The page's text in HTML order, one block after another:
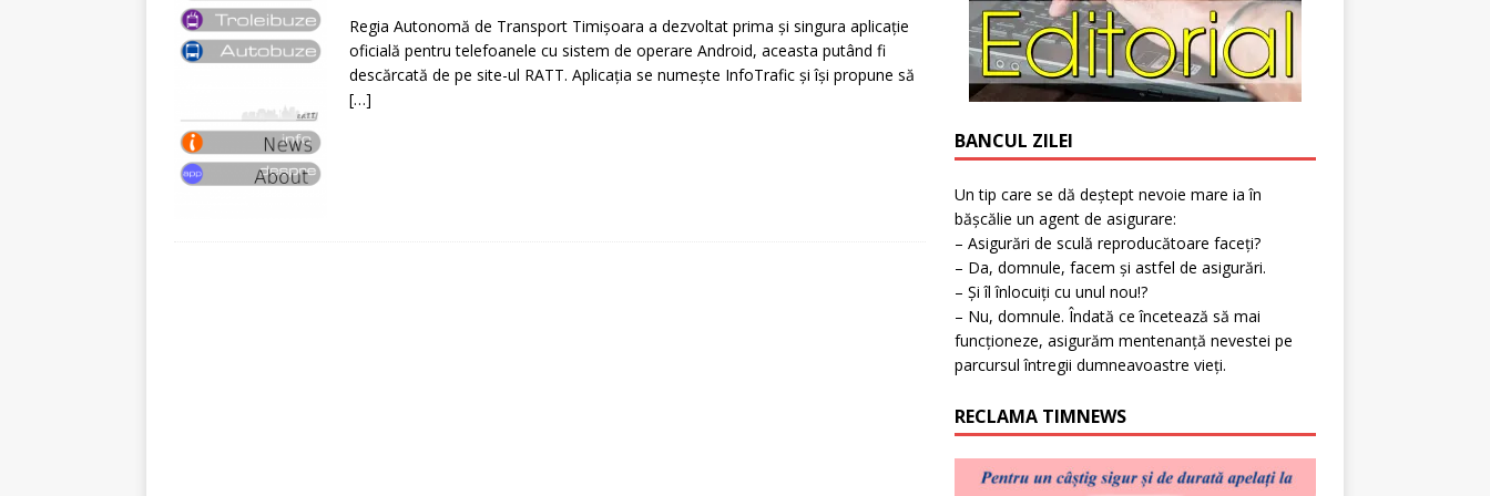
Regia Autonomă de Transport Timișoara a dezvoltat prima și singura aplicație
oficială pentru telefoanele cu sistem de operare Android, aceasta putând fi
descărcată de pe site-ul RATT. Aplicația se numește InfoTrafic și își propune să
[…]
BANCUL ZILEI
Un tip care se dă deștept nevoie mare ia în
bășcălie un agent de asigurare:
– Asigurări de sculă reproducătoare faceți?
– Da, domnule, facem și astfel de asigurări.
– Și îl înlocuiți cu unul nou!?
– Nu, domnule. Îndată ce încetează să mai
funcționeze, asigurăm mentenanță nevestei pe
parcursul întregii dumneavoastre vieți.
RECLAMA TIMNEWS